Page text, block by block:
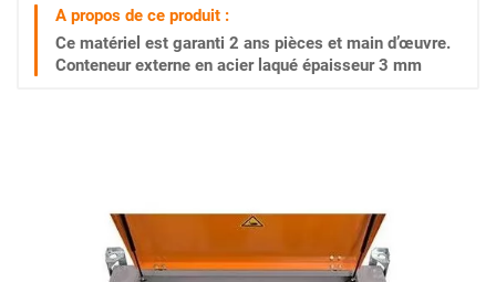
A propos de ce produit :
Ce matériel est garanti 2 ans pièces et main d’œuvre.
Conteneur externe en acier laqué épaisseur 3 mm